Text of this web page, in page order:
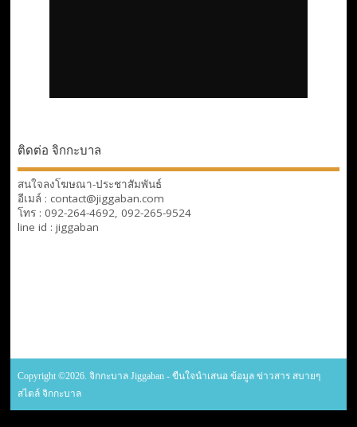
ติดต่อ จิกกะบาล
สนใจลงโฆษณา-ประชาสัมพันธ์
อีเมล์ : contact@jiggaban.com
โทร : 092-264-4692, 092-265-9524
line id : jiggaban
Copyright ©2026. จิกกะบาล Jiggaban - ขืนใจนำเสนอ ข้อมูล ข่าวสาร สบายๆ
สไตล์ จิกกะบาล